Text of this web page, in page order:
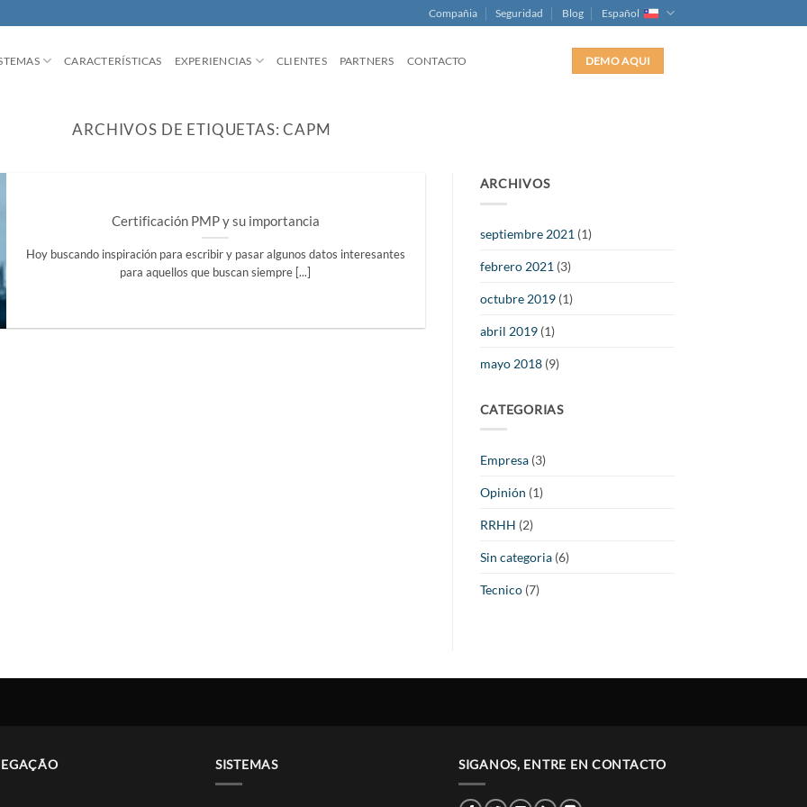
Compañia Seguridad Blog Español
CARACTERÍSTICAS EXPERIENCIAS CLIENTES PARTNERS CONTACTO DEMO AQUI
ARCHIVOS DE ETIQUETAS:CAPM
Certificación PMP y su importancia
Hoy buscando inspiración para escribir y pasar algunos datos interesantes
para aquellos que buscan siempre [...]
ARCHIVOS
septiembre 2021 (1)
febrero 2021 (3)
octubre 2019(1)
abril 2019(1)
mayo 2018(9)
CATEGORIAS
Empresa(3)
Opinión (1)
RRHH (2)
Sin categoria(6)
Tecnico(7)
SISTEMAS SIGANOS, ENTRE EN CONTACTO